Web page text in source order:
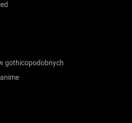
gothicopodobnych